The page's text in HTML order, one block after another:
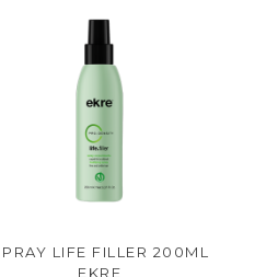
LIFE FILLER 200ML
EKRE